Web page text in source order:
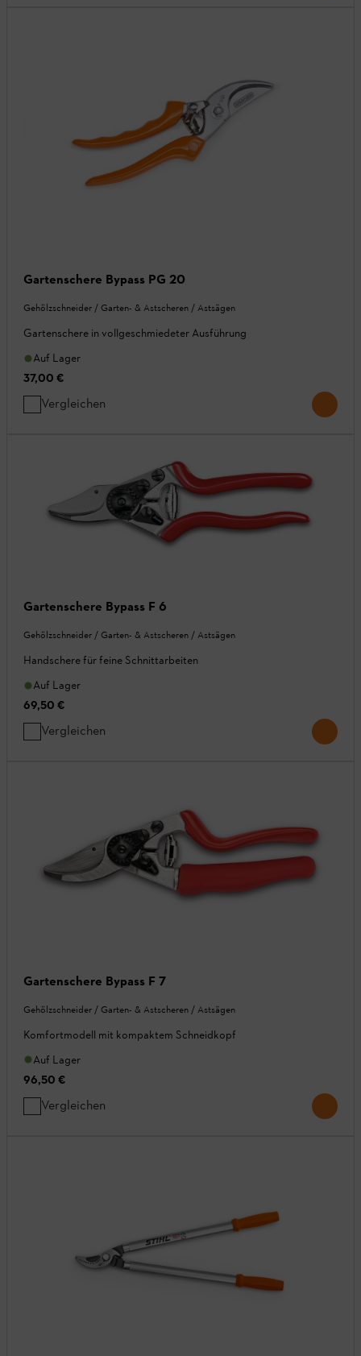
Gartenschere Bypass PG 20
Gehölzschneider / Garten- & Astscheren / Astsägen
Gartenschere in vollgeschmiedeter Ausführung
Auf Lager
37,00 €
Vergleichen
Gartenschere Bypass F 6
Gehölzschneider / Garten- & Astscheren / Astsägen
Handschere für feine Schnittarbeiten
Auf Lager
69,50 €
Vergleichen
Gartenschere Bypass F 7
Gehölzschneider / Garten- & Astscheren / Astsägen
Komfortmodell mit kompaktem Schneidkopf
Auf Lager
96,50 €
Vergleichen